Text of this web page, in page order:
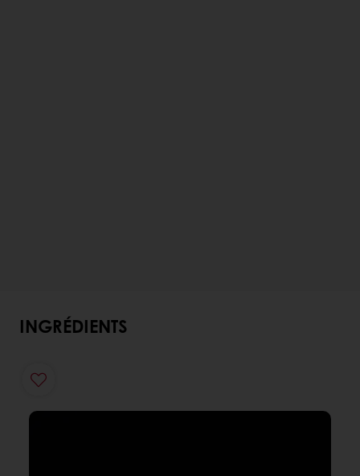
INGRÉDIENTS